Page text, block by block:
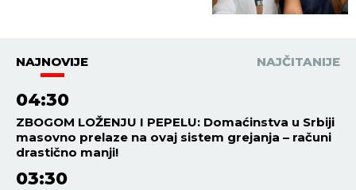
NAJNOVIJE NAJČITANIJE
04:30
ZBOGOM LOŽENJU I PEPELU: Domaćinstva u Srbiji
masovno prelaze na ovaj sistem grejanja – računi
drastično manji!
03:30